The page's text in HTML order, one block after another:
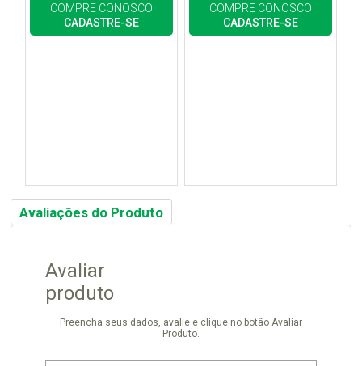
COMPRE CONOSCO
CADASTRE-SE
COMPRE CONOSCO
CADASTRE-SE
Avaliações do Produto
Avaliar
produto
Preencha seus dados, avalie e clique no botão Avaliar
Produto.